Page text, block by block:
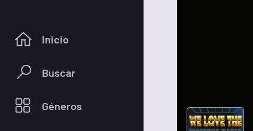
Inicio
Buscar
Géneros